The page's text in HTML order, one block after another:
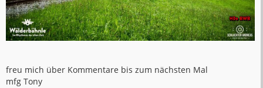
freu mich über Kommentare bis zum nächsten Mal
mfg Tony